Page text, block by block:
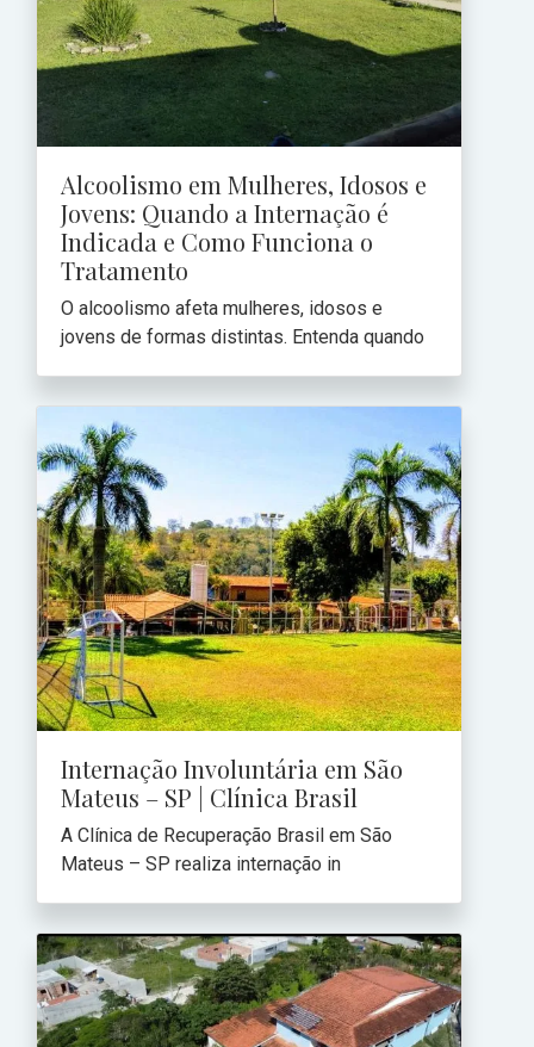
Alcoolismo em Mulheres, Idosos e
Jovens: Quando a Internação é
Indicada e Como Funciona o
Tratamento
O alcoolismo afeta mulheres, idosos e
jovens de formas distintas. Entenda quando
Internação Involuntária em São
Mateus – SP | Clínica Brasil
A Clínica de Recuperação Brasil em São
Mateus – SP realiza internação in